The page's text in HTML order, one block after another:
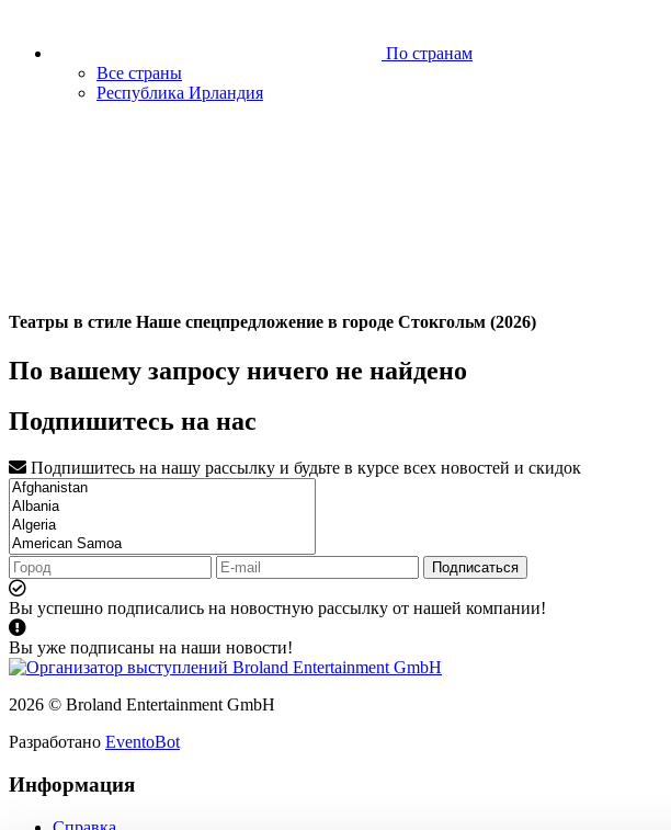
По странам
Все страны
Республика Ирландия
Театры в стиле Наше спецпредложение в городе Стокгольм (2026)
По вашему запросу ничего не найдено
Подпишитесь на нас
Подпишитесь на нашу рассылку и будьте в курсе всех новостей и скидок
Подписаться
Вы успешно подписались на новостную рассылку от нашей компании!
Вы уже подписаны на наши новости!
2026 © Broland Entertainment GmbH
Разработано EventoBot
Информация